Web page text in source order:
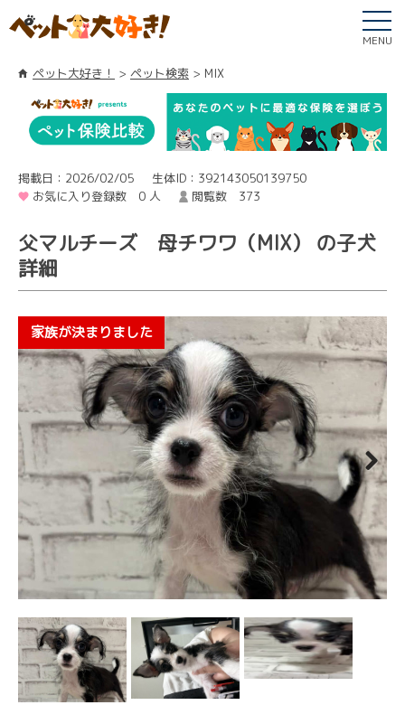
MENU
ペット大好き！ ペット検索 MIX
掲載日：2026/02/05
生体ID：392143050139750
お気に入り登録数 0 人
閲覧数 373
父マルチーズ 母チワワ（MIX） の子犬
詳細
Next